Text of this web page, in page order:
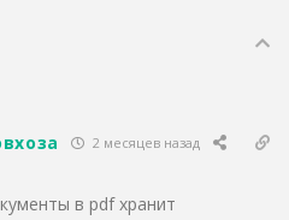
2 месяцев назад
в pdf хранит